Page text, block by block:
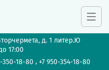
д. 1 литер.Ю
17:00
350-18-80 ,+7 950-354-18-80